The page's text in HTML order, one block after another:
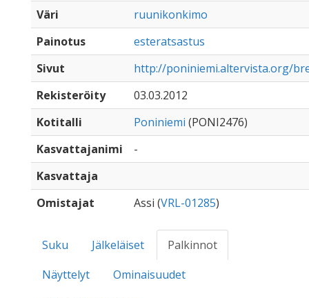
Väri
ruunikonkimo
Painotus
esteratsastus
Sivut
http://poniniemi.altervista.org/
Rekisteröity
03.03.2012
Kotitalli
Poniniemi (PONI2476)
Kasvattajanimi
-
Kasvattaja
Omistajat
Assi (VRL-01285)
Suku Jälkeläiset
Palkinnot
Näyttelyt
Ominaisuudet